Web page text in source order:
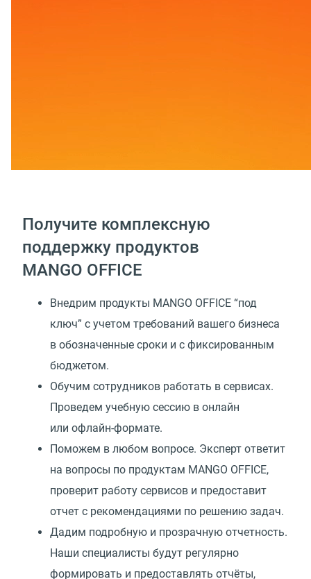
Получите комплексную
поддержку продуктов
MANGO OFFICE
Внедрим продукты MANGO OFFICE “под
ключ” с учетом требований вашего бизнеса
в обозначенные сроки и с фиксированным
бюджетом.
Обучим сотрудников работать в сервисах.
Проведем учебную сессию в онлайн
или офлайн-формате.
Поможем в любом вопросе. Эксперт ответит
на вопросы по продуктам MANGO OFFICE,
проверит работу сервисов и предоставит
отчет с рекомендациями по решению задач.
Дадим подробную и прозрачную отчетность.
Наши специалисты будут регулярно
формировать и предоставлять отчёты,